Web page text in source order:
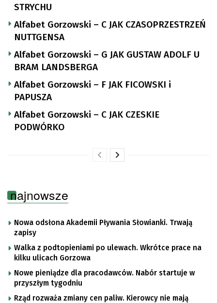
STRYCHU
Alfabet Gorzowski – C JAK CZASOPRZESTRZEŃ
NUTTGENSA
Alfabet Gorzowski – G JAK GUSTAW ADOLF U
BRAM LANDSBERGA
Alfabet Gorzowski – F JAK FICOWSKI i
PAPUSZA
Alfabet Gorzowski – C JAK CZESKIE
PODWÓRKO
najnowsze
Nowa odsłona Akademii Pływania Słowianki. Trwają
zapisy
Walka z podtopieniami po ulewach. Wkrótce prace na
kilku ulicach Gorzowa
Nowe pieniądze dla pracodawców. Nabór startuje w
przyszłym tygodniu
Rząd rozważa zmiany cen paliw. Kierowcy nie mają